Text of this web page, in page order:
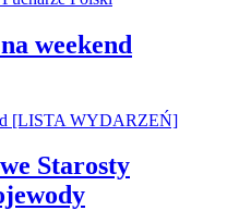
weekend
Starosty